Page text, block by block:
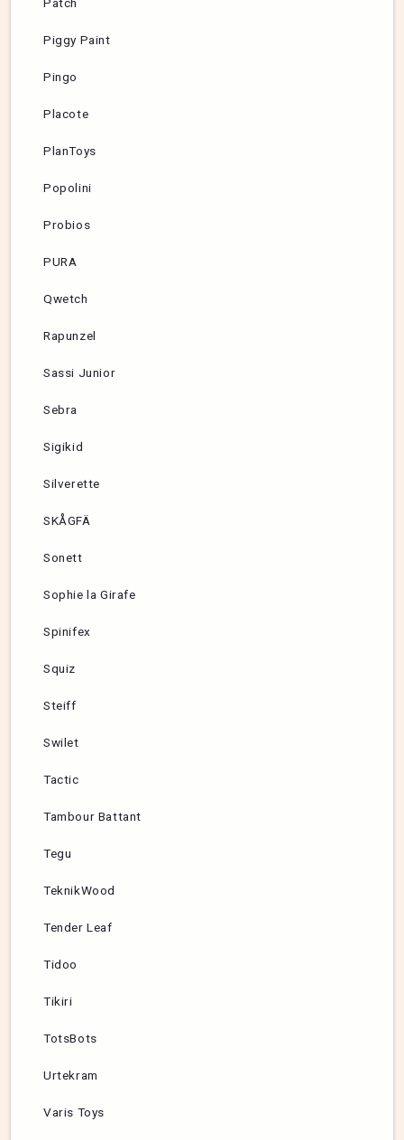
Piggy Paint
Pingo
Placote
PlanToys
Popolini
Probios
PURA
Qwetch
Rapunzel
Sassi Junior
Sebra
Sigikid
Silverette
SKÅGFÄ
Sonett
Sophie la Girafe
Spinifex
Squiz
Steiff
Swilet
Tactic
Tambour Battant
Tegu
TeknikWood
Tender Leaf
Tidoo
Tikiri
TotsBots
Urtekram
Varis Toys